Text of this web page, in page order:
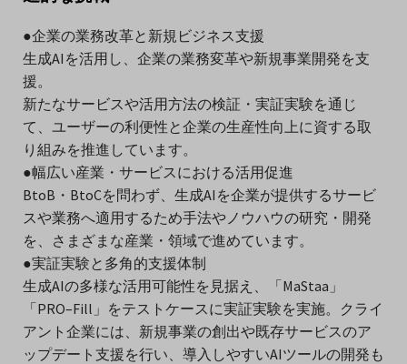
●企業の業務改革と新規ビジネス支援
生成AIを活用し、企業の業務変革や新規事業開発を支
援。
新たなサービスや活用方法の検証・実証実験を通じ
て、ユーザーの利便性と企業の生産性向上に資する取
り組みを推進しています。
●幅広い産業・サービスにおける活用促進
BtoB・BtoCを問わず、生成AIを企業が提供するサービ
スや業務へ適用するため手法やノウハウの研究・開発
を、さまざまな産業・領域で進めています。
●実証実験と多角的支援体制
生成AIの多様な活用可能性を見据え、「MaStaa」
「PRO–Fill」をテストケースに実証実験を実施。クライ
アント企業には、新規事業の創出や既存サービスのア
ップデート支援を行い、導入しやすいAIツールの開発も